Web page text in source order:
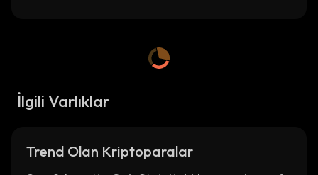
İlgili Varlıklar
Trend Olan Kriptoparalar